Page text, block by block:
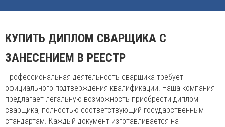
КУПИТЬ ДИПЛОМ СВАРЩИКА С
ЗАНЕСЕНИЕМ В РЕЕСТР
Профессиональная деятельность сварщика требует
официального подтверждения квалификации. Наша компания
предлагает легальную возможность приобрести диплом
сварщика, полностью соответствующий государственным
стандартам. Каждый документ изготавливается на